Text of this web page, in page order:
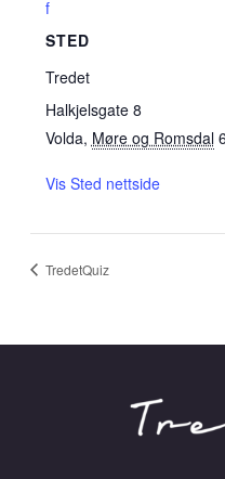
f
STED
Tredet
Halkjelsgate 8
Volda, Møre og Romsdal
Vis Sted nettside
TredetQuiz